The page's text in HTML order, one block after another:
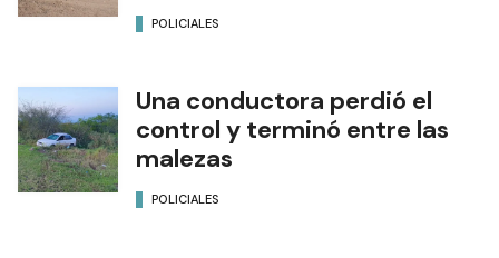
POLICIALES
Una conductora perdió el
control y terminó entre las
malezas
POLICIALES